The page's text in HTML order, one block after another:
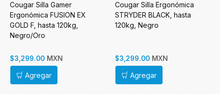
Cougar Silla Gamer
Ergonómica FUSION EX
GOLD F, hasta 120kg,
Negro/Oro
$3,299.00 MXN
Agregar
Cougar Silla Ergonómica
STRYDER BLACK, hasta
120kg, Negro
$3,299.00 MXN
Agregar